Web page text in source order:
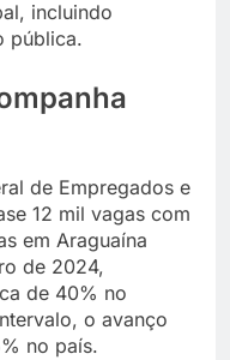
incluindo
pública.
de Empregados e
12 mil vagas com
em Araguaína
de 2024,
de 40% no
o avanço
no país.